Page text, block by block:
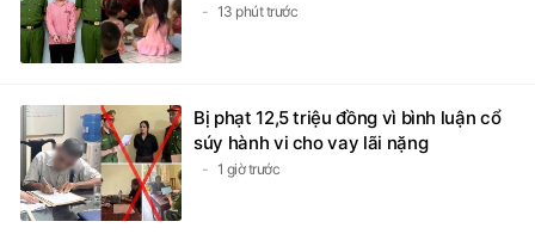
13 phút trước
Bị phạt 12,5 triệu đồng vì bình luận cổ
súy hành vi cho vay lãi nặng
1 giờ trước